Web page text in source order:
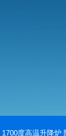
1700度高温升降炉